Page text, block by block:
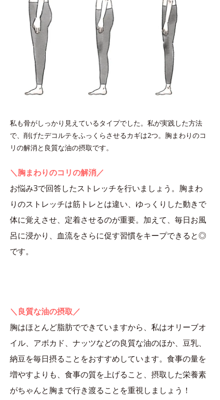
私も骨がしっかり見えているタイプでした。私が実践した方法
で、削げたデコルテをふっくらさせるカギは2つ。胸まわりのコ
リの解消と良質な油の摂取です。
＼胸まわりのコリの解消／
お悩み3で回答したストレッチを行いましょう。胸まわ
りのストレッチは筋トレとは違い、ゆっくりした動きで
体に覚えさせ、定着させるのが重要。加えて、毎日お風
呂に浸かり、血流をさらに促す習慣をキープできると◎
です。
＼良質な油の摂取／
胸はほとんど脂肪でできていますから、私はオリーブオ
イル、アボカド、ナッツなどの良質な油のほか、豆乳、
納豆を毎日摂ることをおすすめしています。食事の量を
増やすよりも、食事の質を上げること、摂取した栄養素
がちゃんと胸まで行き渡ることを重視しましょう！